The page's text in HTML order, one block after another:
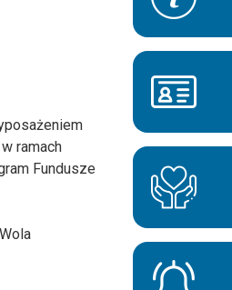
ramach
Fundusze